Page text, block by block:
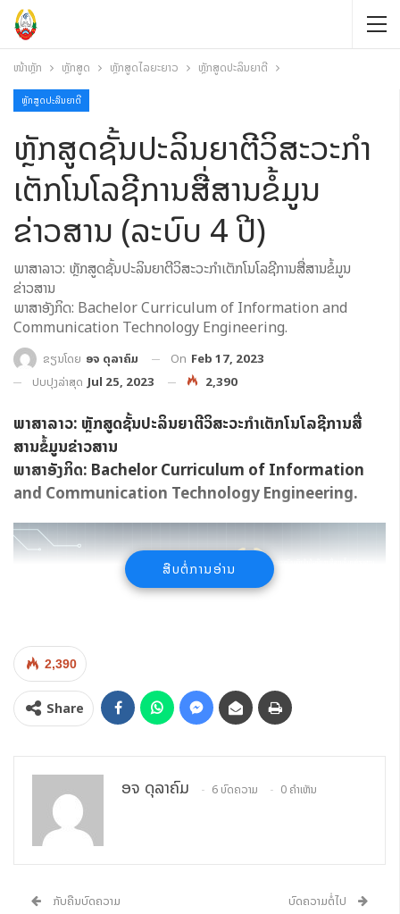
ໜ້າຫຼັກ ຫຼັກສູດ ຫຼັກສູດໄລຍະຍາວ ຫຼັກສູດປະລິນຍາຕີ
ຫຼັກສູດປະລິນຍາຕີ
ຫຼັກສູດຊັ້ນປະລິນຍາຕີວິສະວະກຳ
ເຕັກໂນໂລຊີການສື່ສານຂໍ້ມູນ
ຂ່າວສານ (ລະບົບ 4 ປີ)
ພາສາລາວ: ຫຼັກສູດຊັ້ນປະລິນຍາຕີວິສະວະກຳເຕັກໂນໂລຊີການສື່ສານຂໍ້ມູນ
ຂ່າວສານ
ພາສາອັງກິດ: Bachelor Curriculum of Information and
Communication Technology Engineering.
ຂຽນໂດຍ ອຈ ດຸລາຄົມ On Feb 17, 2023
ປັບປຸງລ່າສຸດ Jul 25, 2023 2,390
ພາສາລາວ: ຫຼັກສູດຊັ້ນປະລິນຍາຕີວິສະວະກຳເຕັກໂນໂລຊີການສື່
ສານຂໍ້ມູນຂ່າວສານ
ພາສາອັງກິດ: Bachelor Curriculum of Information
and Communication Technology Engineering.
ສືບຕໍ່ການອ່ານ
2,390
Share
ອຈ ດຸລາຄົມ 6 ບົດຄວາມ 0 ຄຳເຫັນ
ກັບຄືນບົດຄວາມ ບົດຄວາມຕໍ່ໄປ